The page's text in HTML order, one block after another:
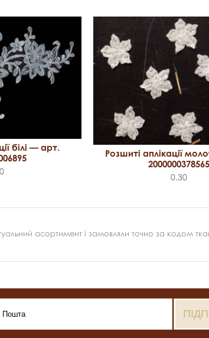
білі — арт.
Розшиті аплікації
2000000378565
0.30
асортимент і замовляли точно за кодом